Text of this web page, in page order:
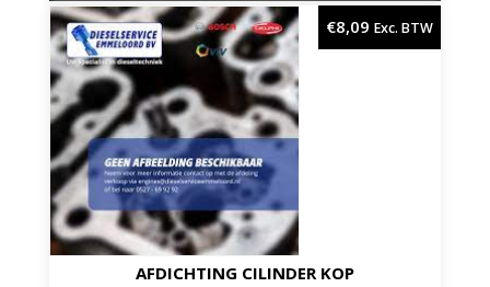
AFDICHTING CILINDER KOP
€8,09 Exc. BTW